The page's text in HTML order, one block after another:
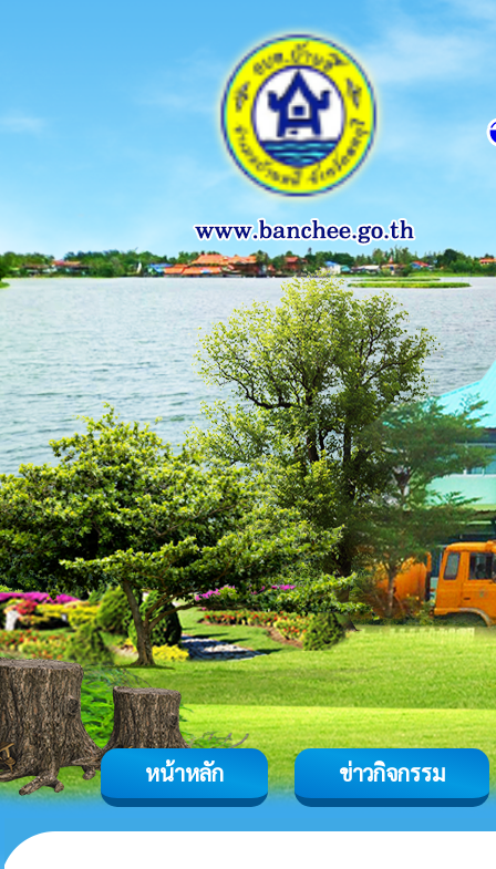
หน้าหลัก ข่าวกิจกรรม